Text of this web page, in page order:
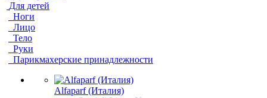
Для детей
Ноги
Лицо
Тело
Руки
Парикмахерские принадлежности
Alfaparf (Италия)